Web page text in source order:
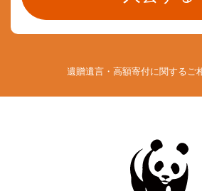
遺贈遺言・高額寄付に関するご